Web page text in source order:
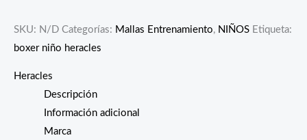
SKU: N/D Categorías: Mallas Entrenamiento, NIÑOS Etiqueta:
boxer niño heracles
Heracles
Descripción
Información adicional
Marca